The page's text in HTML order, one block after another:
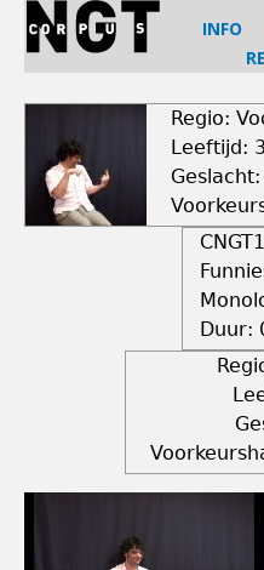
Jump
navigation
INFO
Regio:
Leeftijd:
Duur: